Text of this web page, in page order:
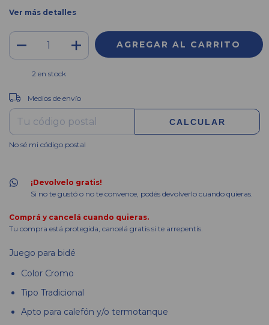
Ver más detalles
2en stock
Entregas para el CP:
Medios de envío
CALCULAR
No sé mi código postal
¡Devolvelo gratis!
Si no te gustó o no te convence, podés devolverlo cuando quieras.
Comprá y cancelá cuando quieras.
Tu compra está protegida, cancelá gratis si te arrepentís.
Juego para bidé
Color Cromo
Tipo Tradicional
Apto para calefón y/o termotanque